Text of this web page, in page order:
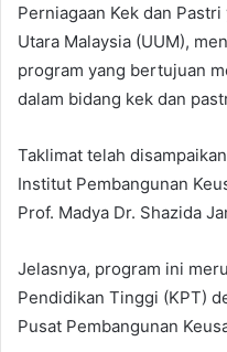
Perniagaan Kek dan
Utara Malaysia (UUM),
program yang bertujuan
dalam bidang kek dan
Taklimat telah
Institut Pembangunan
Prof. Madya Dr. Shazida
Jelasnya, program ini
Pendidikan Tinggi (KPT)
Pusat Pembangunan